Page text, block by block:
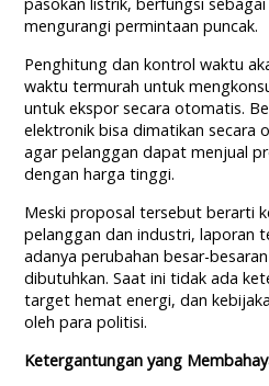
mengurangi permintaan puncak.
Penghitung dan kontrol waktu
waktu termurah untuk
untuk ekspor secara otomatis.
elektronik bisa dimatikan secara
agar pelanggan dapat menjual
dengan harga tinggi.
Meski proposal tersebut berarti
pelanggan dan industri, laporan
adanya perubahan besar-
dibutuhkan. Saat ini tidak ada
target hemat energi, dan
oleh para politisi.
Ketergantungan yang